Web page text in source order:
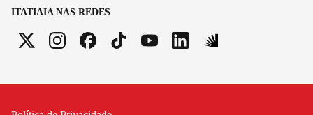
ITATIAIA NAS REDES